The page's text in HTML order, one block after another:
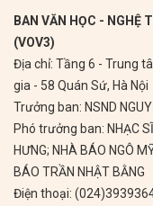
BAN VĂN HỌC - NGHỆ
(VOV3)
Địa chỉ: Tầng 6 - Trung
gia - 58 Quán Sứ, Hà Nội
Trưởng ban: NSND
Phó trưởng ban: NHẠC
HƯNG; NHÀ BÁO NGÔ
BÁO TRẦN NHẬT BẰNG
Điện thoại: